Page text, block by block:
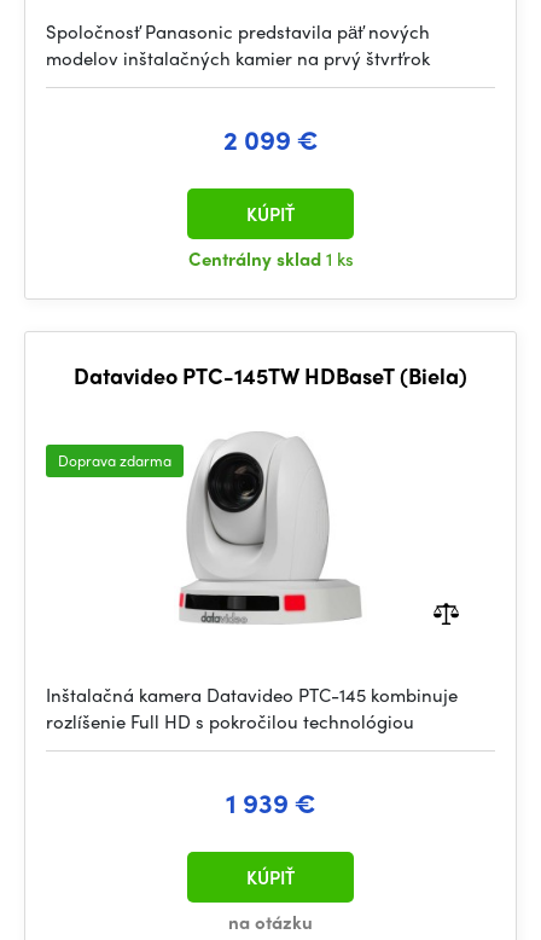
Spoločnosť Panasonic predstavila päť nových
modelov inštalačných kamier na prvý štvrťrok
2 099 €
Centrálny sklad1 ks
KÚPIŤ
Datavideo PTC-145TW HDBaseT (Biela)
Doprava zdarma
Inštalačná kamera Datavideo PTC-145 kombinuje
rozlíšenie Full HD s pokročilou technológiou
1 939 €
na otázku
KÚPIŤ